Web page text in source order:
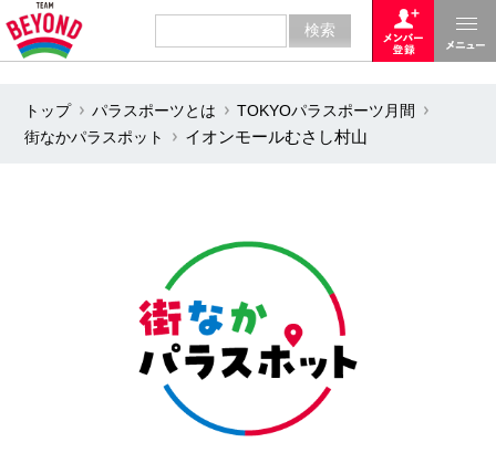
トップ パラスポーツとは
TOKYOパラスポーツ月間
街なかパラスポット
イオンモールむさし村山